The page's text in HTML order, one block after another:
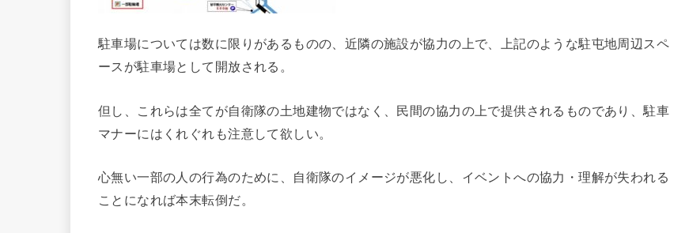
駐車場については数に限りがあるものの、近隣の施設が協力の上で、上記のような駐屯地周辺スペ
ースが駐車場として開放される。
但し、これらは全てが自衛隊の土地建物ではなく、民間の協力の上で提供されるものであり、駐車
マナーにはくれぐれも注意して欲しい。
心無い一部の人の行為のために、自衛隊のイメージが悪化し、イベントへの協力・理解が失われる
ことになれば本末転倒だ。